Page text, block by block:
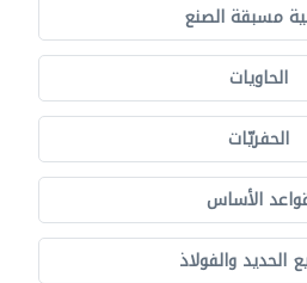
مسبقة الصنع
الحاويات
الحفريّات
الأساس
الحديد والفولاذ